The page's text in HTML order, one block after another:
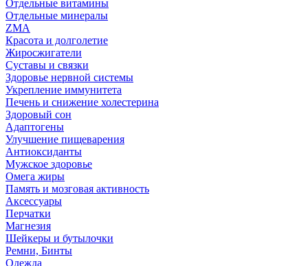
Отдельные витамины
Отдельные минералы
ZMA
Красота и долголетие
Жиросжигатели
Суставы и связки
Здоровье нервной системы
Укрепление иммунитета
Печень и снижение холестерина
Здоровый сон
Адаптогены
Улучшение пищеварения
Антиоксиданты
Мужское здоровье
Омега жиры
Память и мозговая активность
Аксессуары
Перчатки
Магнезия
Шейкеры и бутылочки
Ремни, Бинты
Одежда